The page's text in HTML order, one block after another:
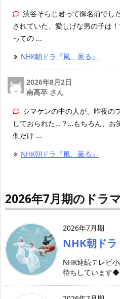
渋谷そらじ君って御名前でし
されていた、愛しげな男の子は
っての ...
NHK朝ドラ『風、薫る』
2026年8月2日
南高卒 さん
シマケンの中の人が、昨夜の
しておられた…？…もちろん、お
側だけ ...
NHK朝ドラ『風、薫る』
2026年7月期のドラマ
2026年7月期
NHK朝ドラ
NHK連続テレビ
待ちしています